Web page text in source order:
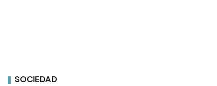
SOCIEDAD